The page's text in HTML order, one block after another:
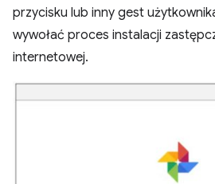
przycisku lub inny gest
wywołać proces instalacji
internetowej.